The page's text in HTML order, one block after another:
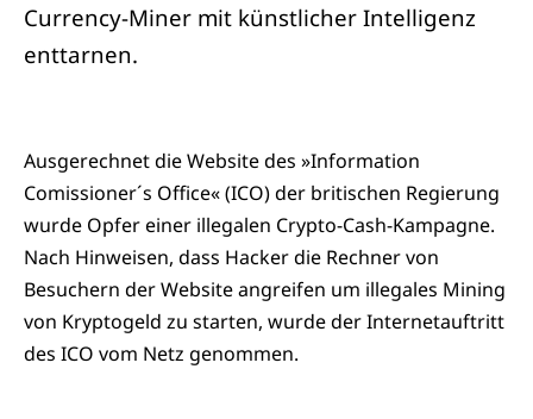
Currency-Miner mit künstlicher Intelligenz
enttarnen.
Ausgerechnet die Website des »Information
Comissioner´s Office« (ICO) der britischen Regierung
wurde Opfer einer illegalen Crypto-Cash-Kampagne.
Nach Hinweisen, dass Hacker die Rechner von
Besuchern der Website angreifen um illegales Mining
von Kryptogeld zu starten, wurde der Internetauftritt
des ICO vom Netz genommen.